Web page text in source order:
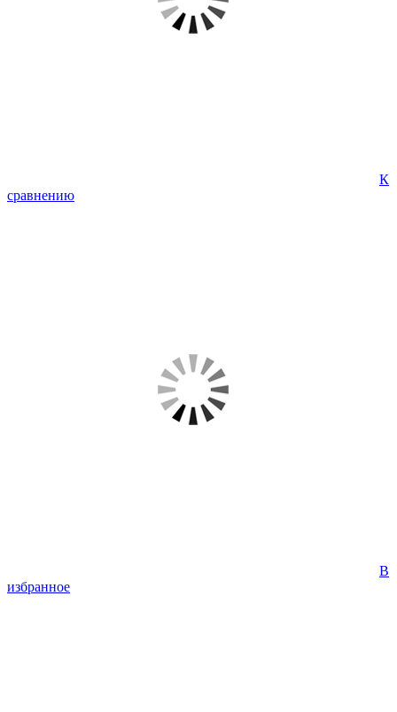
К
сравнению
В
избранное